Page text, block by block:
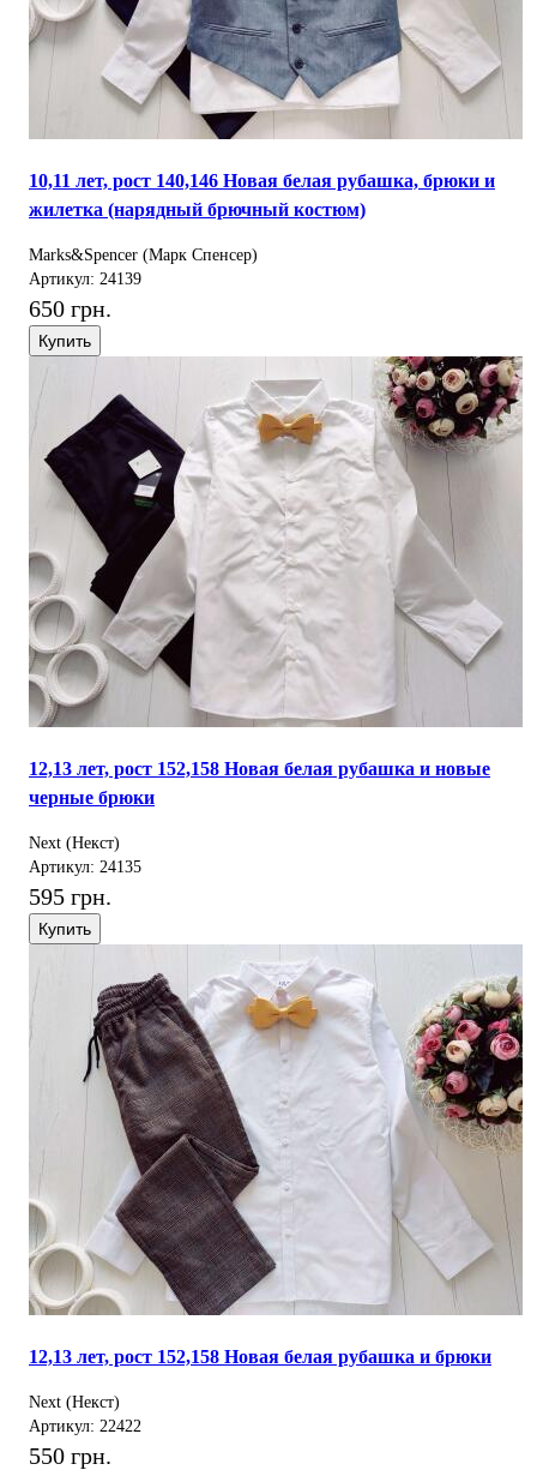
10,11 лет, рост 140,146 Новая белая рубашка, брюки и
жилетка (нарядный брючный костюм)
Marks&Spencer (Марк Спенсер)
Артикул: 24139
650 грн.
Купить
12,13 лет, рост 152,158 Новая белая рубашка и новые
черные брюки
Next (Некст)
Артикул: 24135
595 грн.
Купить
12,13 лет, рост 152,158 Новая белая рубашка и брюки
Next (Некст)
Артикул: 22422
550 грн.